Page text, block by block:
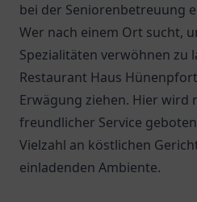
bei der Seniorenbetreuung
Wer nach einem Ort sucht,
Spezialitäten verwöhnen zu
Restaurant Haus
Erwägung ziehen. Hier wird
freundlicher Service
Vielzahl an köstlichen
einladenden Ambiente.